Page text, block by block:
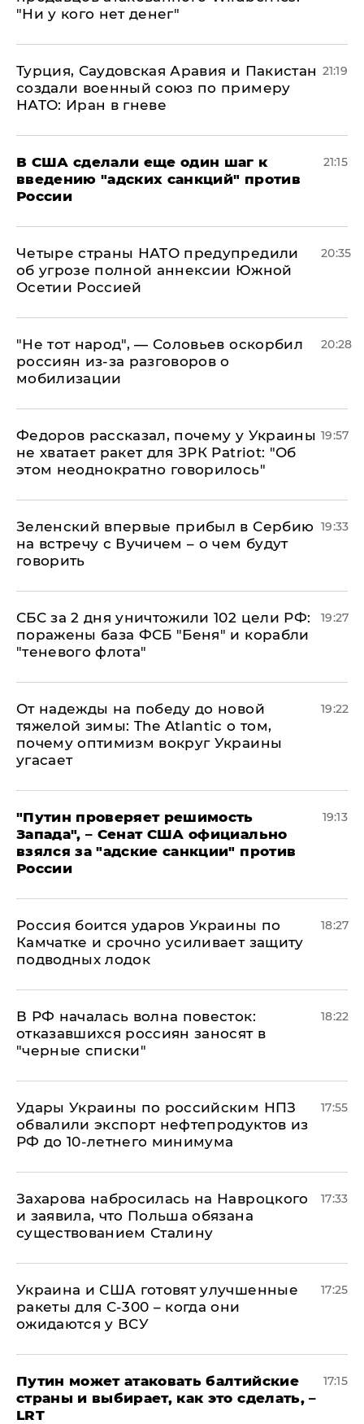
"Ни у кого нет денег"
Турция, Саудовская Аравия и Пакистан
создали военный союз по примеру
НАТО: Иран в гневе
21:19
В США сделали еще один шаг к
введению "адских санкций" против
России
21:15
Четыре страны НАТО предупредили
об угрозе полной аннексии Южной
Осетии Россией
20:35
​"Не тот народ", — Соловьев оскорбил
россиян из-за разговоров о
мобилизации
20:28
Федоров рассказал, почему у Украины
не хватает ракет для ЗРК Patriot: "Об
этом неоднократно говорилось"
19:57
Зеленский впервые прибыл в Сербию
на встречу с Вучичем – о чем будут
говорить
19:33
СБС за 2 дня уничтожили 102 цели РФ:
поражены база ФСБ "Беня" и корабли
"теневого флота"
19:27
От надежды на победу до новой
тяжелой зимы: The Atlantic о том,
почему оптимизм вокруг Украины
угасает
19:22
"Путин проверяет решимость
Запада", – Сенат США официально
взялся за "адские санкции" против
России
19:13
Россия боится ударов Украины по
Камчатке и срочно усиливает защиту
подводных лодок
18:27
​В РФ началась волна повесток:
отказавшихся россиян заносят в
"черные списки"
18:22
Удары Украины по российским НПЗ
обвалили экспорт нефтепродуктов из
РФ до 10-летнего минимума
17:55
​Захарова набросилась на Навроцкого
и заявила, что Польша обязана
существованием Сталину
17:33
Украина и США готовят улучшенные
ракеты для С-300 – когда они
ожидаются у ВСУ
17:25
Путин может атаковать балтийские
страны и выбирает, как это сделать, –
LRT
17:15